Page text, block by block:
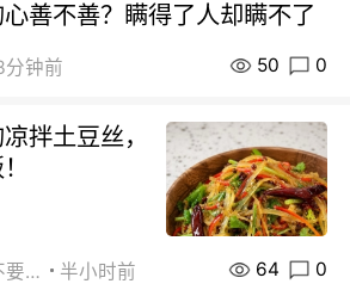
善不善？瞒得了人却瞒不了
分钟前 50 0
拌土豆丝，
不靠谱不要联系 半小时前 64 0